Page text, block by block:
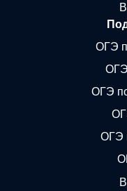
ОГЭ
ОГЭ
ОГЭ
ОГЭ